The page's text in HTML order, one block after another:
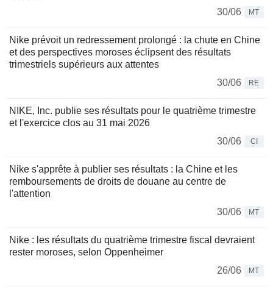
30/06
MT
Nike prévoit un redressement prolongé : la chute en Chine
et des perspectives moroses éclipsent des résultats
trimestriels supérieurs aux attentes
30/06
RE
NIKE, Inc. publie ses résultats pour le quatrième trimestre
et l'exercice clos au 31 mai 2026
30/06
CI
Nike s'apprête à publier ses résultats : la Chine et les
remboursements de droits de douane au centre de
l'attention
30/06
MT
Nike : les résultats du quatrième trimestre fiscal devraient
rester moroses, selon Oppenheimer
26/06
MT